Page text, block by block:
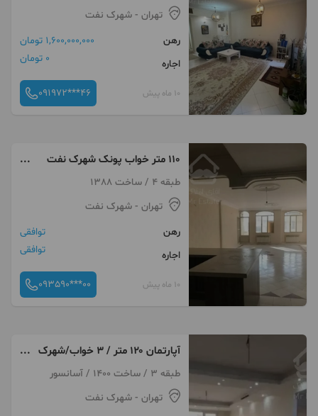
تهران - شهرک نفت
رهن
1,600,000,000 تومان
اجاره
0 تومان
10 ماه پیش 091972***46
۱۱۰ متر خواب پونک شهرک نفت
رهن و اجاره
طبقه 4 / ساخت 1388
تهران - شهرک نفت
رهن
توافقی
اجاره
توافقی
10 ماه پیش 093590***00
آپارتمان ۱۲۰ متر / ۳ خواب/شهرک
نفت / فول امکانات
طبقه 3 / ساخت 1400 / آسانسور
تهران - شهرک نفت